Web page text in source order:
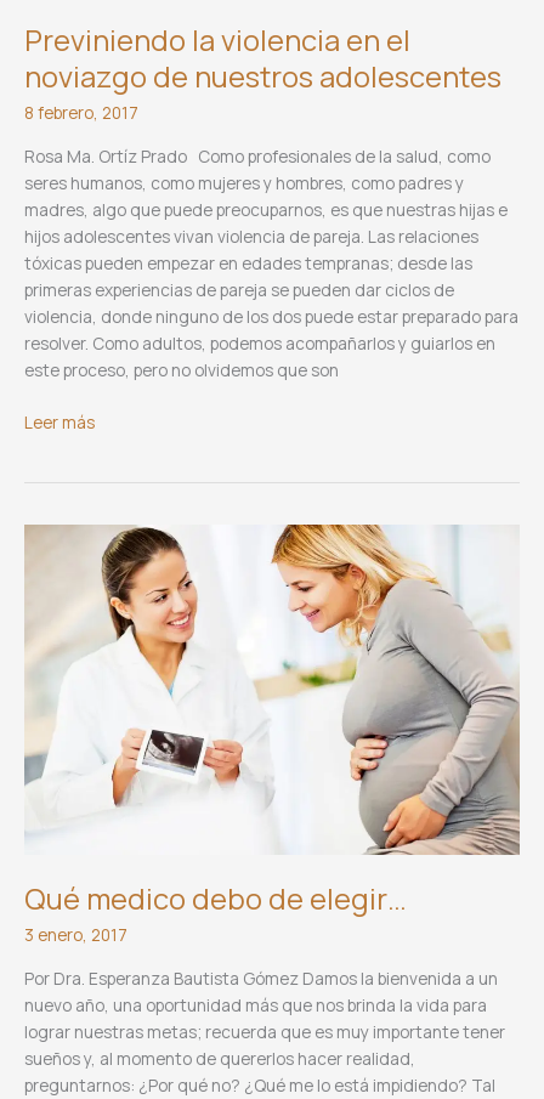
Previniendo la violencia en el
noviazgo de nuestros adolescentes
8 febrero, 2017
Rosa Ma. Ortíz Prado Como profesionales de la salud, como
seres humanos, como mujeres y hombres, como padres y
madres, algo que puede preocuparnos, es que nuestras hijas e
hijos adolescentes vivan violencia de pareja. Las relaciones
tóxicas pueden empezar en edades tempranas; desde las
primeras experiencias de pareja se pueden dar ciclos de
violencia, donde ninguno de los dos puede estar preparado para
resolver. Como adultos, podemos acompañarlos y guiarlos en
este proceso, pero no olvidemos que son
Previniendo
el
adolescentes
Leer más
Qué medico debo de elegir…
3 enero, 2017
Por Dra. Esperanza Bautista Gómez Damos la bienvenida a un
nuevo año, una oportunidad más que nos brinda la vida para
lograr nuestras metas; recuerda que es muy importante tener
sueños y, al momento de quererlos hacer realidad,
preguntarnos: ¿Por qué no? ¿Qué me lo está impidiendo? Tal